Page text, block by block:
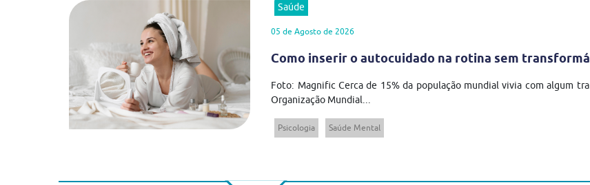
Saúde
05 de Agosto de 2026
Como inserir o autocuidado na rotina sem
Foto: Magnific Cerca de 15% da população mundial vivia com algum
Organização Mundial...
Psicologia Saúde Mental